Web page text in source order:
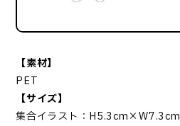
【素材】
PET
【サイズ】
集合イラスト：H5.3cm×W7.3cm